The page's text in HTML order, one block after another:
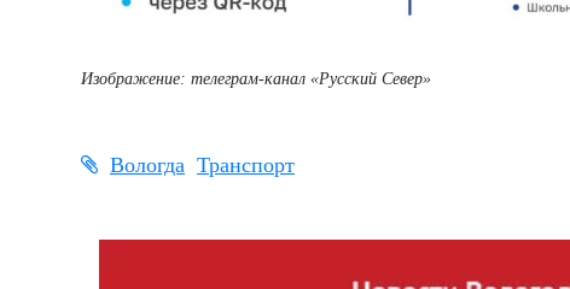
Изображение: телеграм-канал «Русский Север»
Вологда Транспорт